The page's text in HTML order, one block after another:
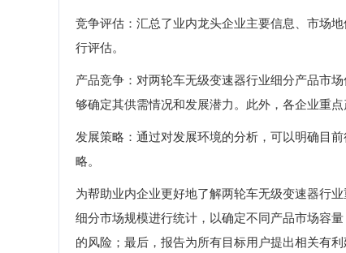
竞争评估：汇总了业内龙头企业主要信息、市场
行评估。
产品竞争：对两轮车无级变速器行业细分产品市
够确定其供需情况和发展潜力。此外，各企业重
发展策略：通过对发展环境的分析，可以明确目
略。
为帮助业内企业更好地了解两轮车无级变速器行
细分市场规模进行统计，以确定不同产品市场容
的风险；最后，报告为所有目标用户提出相关有